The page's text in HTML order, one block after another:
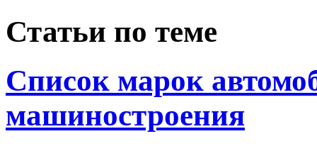
Статьи по теме
Список марок
машиностроения